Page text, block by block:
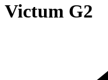
Victum G2